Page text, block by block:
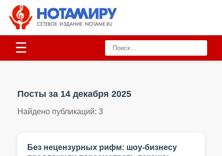
☰
Посты за 14 декабря 2025
Найдено публикаций: 3
Без нецензурных рифм: шоу-бизнесу